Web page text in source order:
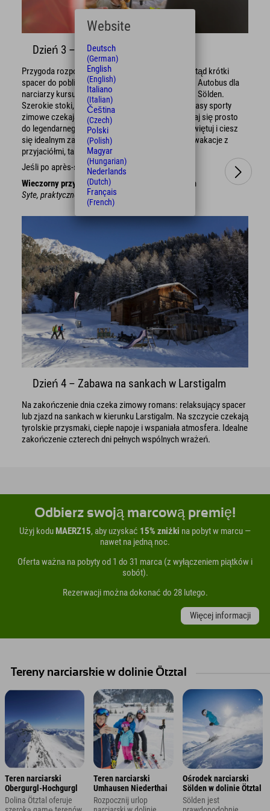
Dzień 3 – Narciarstwo w Sölden
Przygoda rozpoczyna się w hotelu Explorer. Stamtąd krótki
spacer do pobliskiego przystanku autobusowego. Autobus dla
narciarzy kursuje co pół godziny i dowiezie Cię do Sölden.
Szerokie stoki, widoki na lodowiec i najwyższej klasy sporty
zimowe czekają. Po dniu spędzonym na stoku udaj się prosto
do legendarnego miejsca après-ski – śmiej się, świętuj i ciesz
się idealnym zakończeniem dnia razem. Zimowe wakacje z
przyjaciółmi, takie, jakie powinny być.
Jeśli po après-ski poczujesz głód:
Wieczorny przystanek:Gasthof Krone, Umhausen
Syte, praktyczne i idealne po długim dniu na stoku.
Dzień 4 – Zabawa na sankach w Larstigalm
Na zakończenie dnia czeka zimowy romans: relaksujący spacer
lub zjazd na sankach w kierunku Larstigalm. Na szczycie czekają
tyrolskie przysmaki, ciepłe napoje i wspaniała atmosfera. Idealne
zakończenie czterech dni pełnych wspólnych wrażeń.
Odbierz swoją marcową premię!
Użyj koduMAERZ15, aby uzyskać 15% zniżki na pobyt w marcu —
nawet na jedną noc.
Oferta ważna na pobyty od 1 do 31 marca (z wyłączeniem piątków i
sobót).
Rezerwacji można dokonać do 28 lutego.
Więcej informacji
Tereny narciarskie w dolinie Ötztal
Teren narciarski
Obergurgl-Hochgurgl
Dolina Ötztal oferuje
Teren narciarski
Umhausen Niederthai
Rozpocznij urlop
Ośrodek narciarski
Sölden w dolinie Ötztal
Sölden jest
Website
Deutsch
(German)
English
(English)
Italiano
(Italian)
Čeština
(Czech)
Polski
(Polish)
Magyar
(Hungarian)
Nederlands
(Dutch)
Français
(French)